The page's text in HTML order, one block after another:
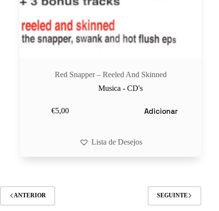
Red Snapper – Reeled And Skinned
Musica - CD's
€5,00 Adicionar
Lista de Desejos
ANTERIOR SEGUINTE